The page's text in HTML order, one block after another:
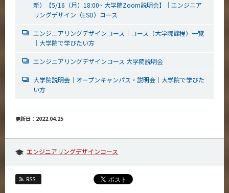
新）【5/16（月）18:00~ 大学院Zoom説明会】｜エンジニア
リングデザイン（ESD）コース
エンジニアリングデザインコース｜コース（大学院課程）一覧
｜大学院で学びたい方
エンジニアリングデザインコース 大学院説明会
大学院説明会｜オープンキャンパス・説明会｜大学院で学びた
い方
更新日：2022.04.25
エンジニアリングデザインコース
RSS